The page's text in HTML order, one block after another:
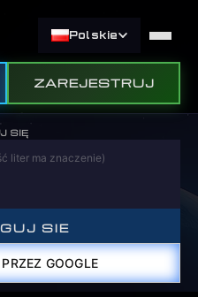
Polskie
ZAREJESTRUJ
SIĘ
SIE
GOOGLE